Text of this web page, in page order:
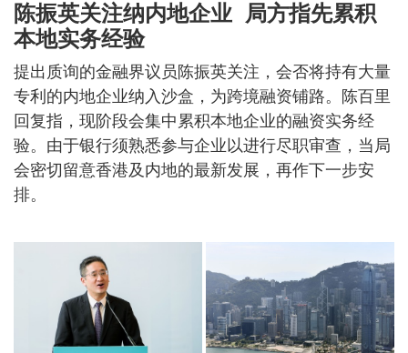
陈振英关注纳内地企业 局方指先累积
本地实务经验
提出质询的金融界议员陈振英关注，会否将持有大量
专利的内地企业纳入沙盒，为跨境融资铺路。陈百里
回复指，现阶段会集中累积本地企业的融资实务经
验。由于银行须熟悉参与企业以进行尽职审查，当局
会密切留意香港及内地的最新发展，再作下一步安
排。